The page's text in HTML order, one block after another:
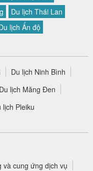
Du lịch Thái Lan
lịch Ấn độ
Du lịch Ninh Bình
Du lịch Măng Đen
lịch Pleiku
và cung ứng dịch vụ